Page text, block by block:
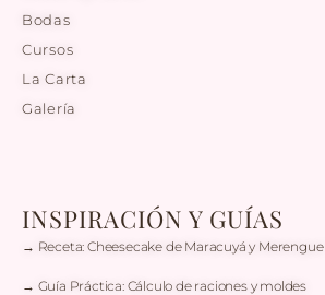
Bodas
Cursos
La Carta
Galería
INSPIRACIÓN Y GUÍAS
→ Receta: Cheesecake de Maracuyá y Merengue
→ Guía Práctica: Cálculo de raciones y moldes